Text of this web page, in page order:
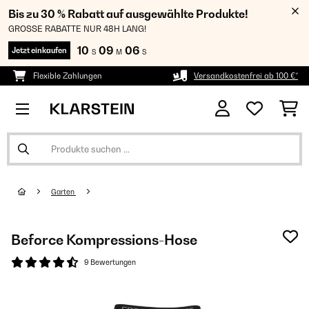
Bis zu 30 % Rabatt auf ausgewählte Produkte!
GROSSE RABATTE NUR 48H LANG!
Jetzt einkaufen 10 S 09 M 05 S
Flexible Zahlungen Versandkostenfrei ab 100 €*
Garten
Beforce Kompressions-Hose
9 Bewertungen